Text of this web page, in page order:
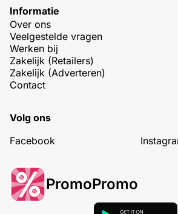
Informatie
Over ons
Veelgestelde vragen
Werken bij
Zakelijk (Retailers)
Zakelijk (Adverteren)
Contact
Volg ons
Facebook
PromoPromo